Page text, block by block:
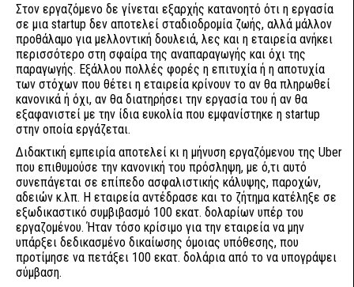
Στον εργαζόμενο δε γίνεται εξαρχής κατανοητό ότι η εργασία
σε μια startup δεν αποτελεί σταδιοδρομία ζωής, αλλά μάλλον
προθάλαμο για μελλοντική δουλειά, λες και η εταιρεία ανήκει
περισσότερο στη σφαίρα της αναπαραγωγής και όχι της
παραγωγής. Εξάλλου πολλές φορές η επιτυχία ή η αποτυχία
των στόχων που θέτει η εταιρεία κρίνουν το αν θα πληρωθεί
κανονικά ή όχι, αν θα διατηρήσει την εργασία του ή αν θα
εξαφανιστεί με την ίδια ευκολία που εμφανίστηκε η startup
στην οποία εργάζεται.
Διδακτική εμπειρία αποτελεί κι η μήνυση εργαζόμενου της Uber
που επιθυμούσε την κανονική του πρόσληψη, με ό,τι αυτό
συνεπάγεται σε επίπεδο ασφαλιστικής κάλυψης, παροχών,
αδειών κ.λπ. Η εταιρεία αντέδρασε και το ζήτημα κατέληξε σε
εξωδικαστικό συμβιβασμό 100 εκατ. δολαρίων υπέρ του
εργαζομένου. Ήταν τόσο κρίσιμο για την εταιρεία να μην
υπάρξει δεδικασμένο δικαίωσης όμοιας υπόθεσης, που
προτίμησε να πετάξει 100 εκατ. δολάρια από το να υπογράψει
σύμβαση.